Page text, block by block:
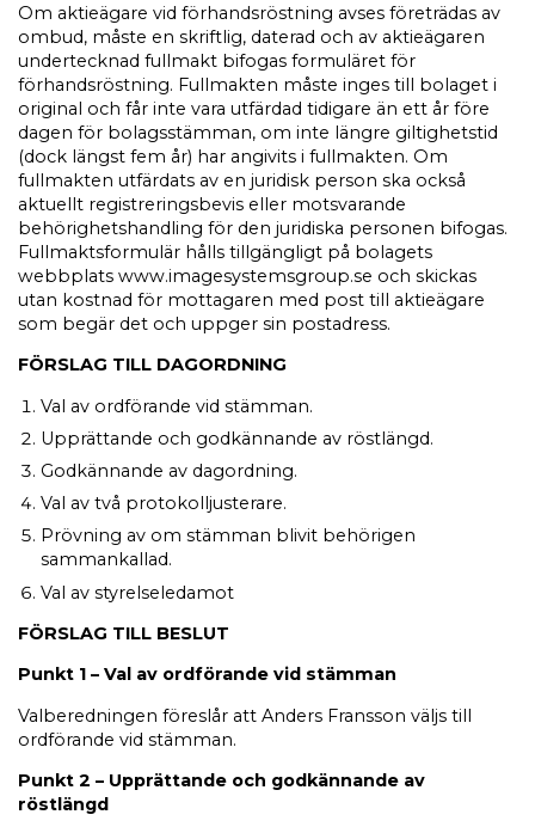
Om aktieägare vid förhandsröstning avses företrädas av
ombud, måste en skriftlig, daterad och av aktieägaren
undertecknad fullmakt bifogas formuläret för
förhandsröstning. Fullmakten måste inges till bolaget i
original och får inte vara utfärdad tidigare än ett år före
dagen för bolagsstämman, om inte längre giltighetstid
(dock längst fem år) har angivits i fullmakten. Om
fullmakten utfärdats av en juridisk person ska också
aktuellt registreringsbevis eller motsvarande
behörighetshandling för den juridiska personen bifogas.
Fullmaktsformulär hålls tillgängligt på bolagets
webbplats www.imagesystemsgroup.se och skickas
utan kostnad för mottagaren med post till aktieägare
som begär det och uppger sin postadress.
FÖRSLAG TILL DAGORDNING
Val av ordförande vid stämman.
Upprättande och godkännande av röstlängd.
Godkännande av dagordning.
Val av två protokolljusterare.
Prövning av om stämman blivit behörigen
sammankallad.
Val av styrelseledamot
FÖRSLAG TILL BESLUT
Punkt 1 – Val av ordförande vid stämman
Valberedningen föreslår att Anders Fransson väljs till
ordförande vid stämman.
Punkt 2 – Upprättande och godkännande av
röstlängd